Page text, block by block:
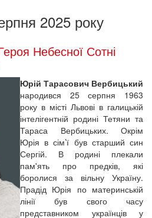
2025 року
Небесної Сотні
Юрій Тарасович Вербицький
народився 25 серпня 1963
року в місті Львові в галицькій
інтелігентній родині Тетяни та
Тараса Вербицьких. Окрім
Юрія в сім’ї був старший син
Сергій. В родині плекали
пам'ять про предків, які
боролися за вільну Україну.
Прадід Юрія по материнській
лінії був свого часу
представником українців у